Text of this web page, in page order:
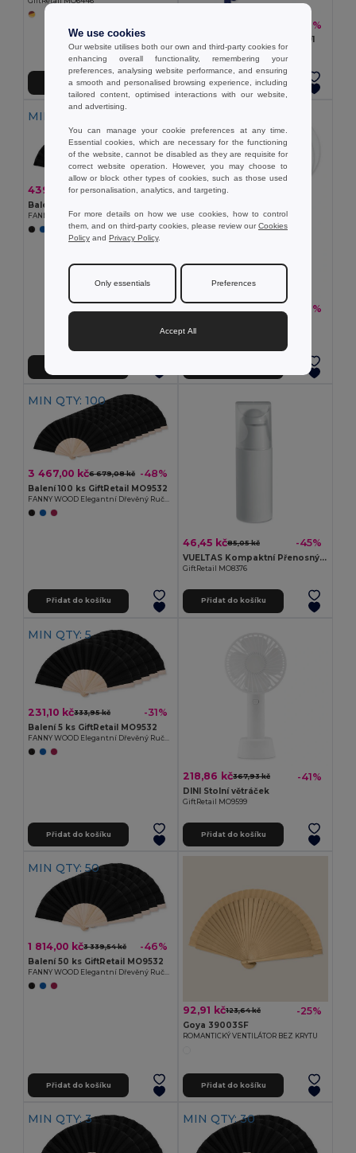
Přidat do košíku
-46%
Balení 100 ks GiftRetail IT3491
PAYPAY Praktický vějíř
Přidat do košíku
MIN QTY: 10
439,10 kč667,91 kč -34%
Balení 10 ks GiftRetail MO9532
FANNY WOOD Elegantní Dřevěný Ruční Vějíř s Polyesterem
-30%
PAYPAY Praktický vějíř
MIN QTY: 100
3 467,00 kč6 679,08 kč -48%
Balení 100 ks GiftRetail MO9532
Přidat do košíku
46,45 kč85,05 kč -45%
VUELTAS Kompaktní Přenosný Mini Ventilátor VUELTAS
GiftRetail MO8376
Přidat do košíku
MIN QTY: 5
231,10 kč333,95 kč -31%
Balení 5 ks GiftRetail MO9532
Přidat do košíku
218,86 kč367,93 kč -41%
DINI Stolní větráček
GiftRetail MO9599
Přidat do košíku
MIN QTY: 50
1 814,00 kč3 339,54 kč -46%
Balení 50 ks GiftRetail MO9532
Přidat do košíku
92,91 kč123,64 kč -25%
Goya 39003SF
ROMANTICKÝ VENTILÁTOR BEZ KRYTU
Přidat do košíku
MIN QTY: 3 MIN QTY: 30
We use cookies
Our website utilises both our own and third-party cookies for
enhancing overall functionality, remembering your
preferences, analysing website performance, and ensuring
a smooth and personalised browsing experience, including
tailored content, optimised interactions with our website,
and advertising.
You can manage your cookie preferences at any time.
Essential cookies, which are necessary for the functioning
of the website, cannot be disabled as they are requisite for
correct website operation. However, you may choose to
allow or block other types of cookies, such as those used
for personalisation, analytics, and targeting.
For more details on how we use cookies, how to control
them, and on third-party cookies, please review ourCookies
Policy and Privacy Policy.
Only essentials Preferences
Accept All